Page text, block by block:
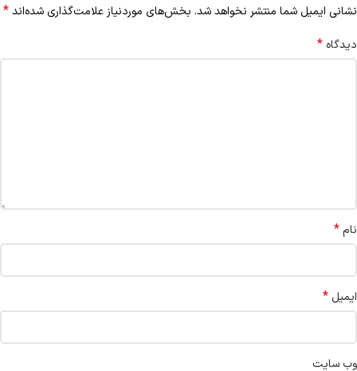
نشانی ایمیل شما منتشر نخواهد شد. بخش‌های موردنیاز علامت‌گذاری شده‌اند*
دیدگاه *
نام*
ایمیل *
وب‌ سایت